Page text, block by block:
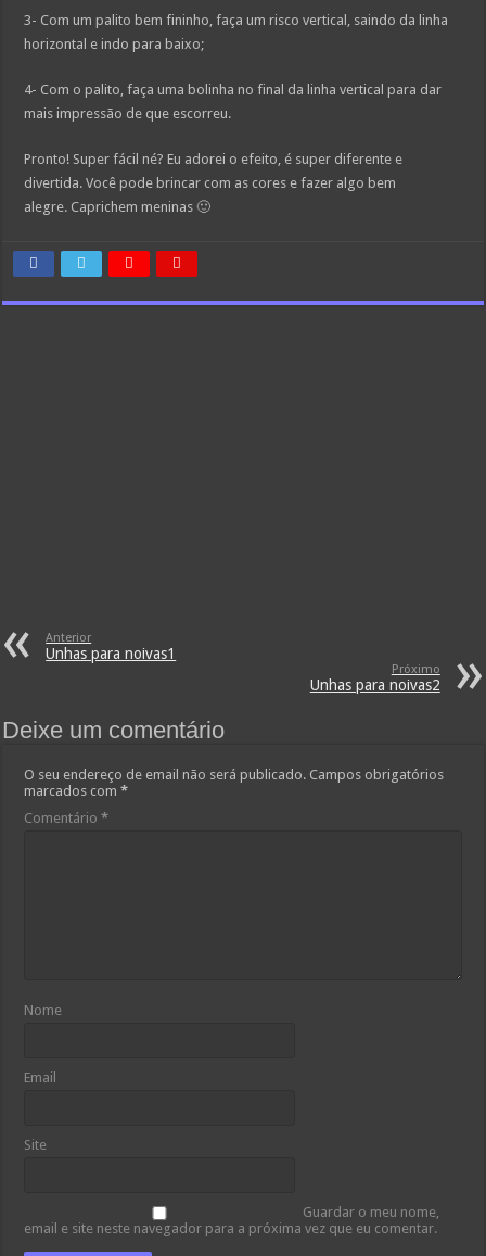
3- Com um palito bem fininho, faça um risco vertical, saindo da linha
horizontal e indo para baixo;
4- Com o palito, faça uma bolinha no final da linha vertical para dar
mais impressão de que escorreu.
Pronto! Super fácil né? Eu adorei o efeito, é super diferente e
divertida. Você pode brincar com as cores e fazer algo bem
alegre. Caprichem meninas 🙂
Anterior
Unhas para noivas1
Próximo
Unhas para noivas2
Deixe um comentário
O seu endereço de email não será publicado. Campos obrigatórios
marcados com*
Comentário*
Nome
Email
Site
Guardar o meu nome,
email e site neste navegador para a próxima vez que eu comentar.